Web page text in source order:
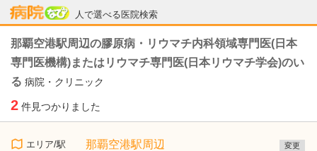
人で選べる医院検索
病院なび
那覇空港駅周辺の膠原病・リウマチ内科領域専門医(日本
専門医機構)またはリウマチ専門医(日本リウマチ学会)のい
る 病院・クリニック
2 件見つかりました
エリア/駅 那覇空港駅周辺 変更